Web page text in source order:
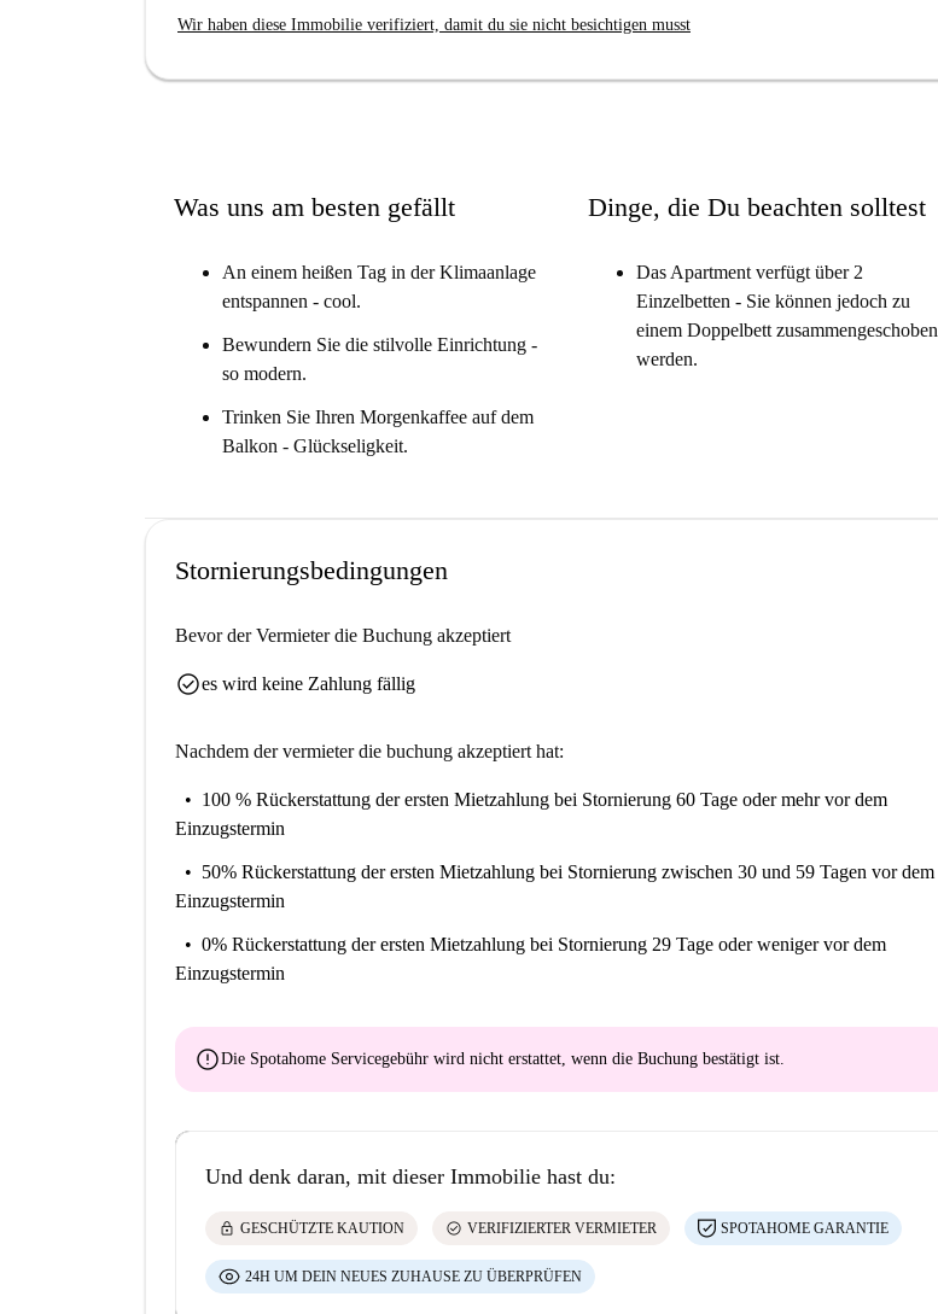
darunter die Plaça Sant Agustí Vell und die Font A Marieta De l'Ull Viu. Auch andere sehenswerte
Wir haben diese Immobilie verifiziert, damit du sie nicht besichtigen musst
Was uns am besten gefällt
An einem heißen Tag in der Klimaanlage
entspannen - cool.
Bewundern Sie die stilvolle Einrichtung -
so modern.
Trinken Sie Ihren Morgenkaffee auf dem
Balkon - Glückseligkeit.
Dinge, die Du beachten solltest
Das Apartment verfügt über 2
Einzelbetten - Sie können jedoch zu
einem Doppelbett zusammengeschoben
werden.
Stornierungsbedingungen
Bevor der Vermieter die Buchung akzeptiert
check_circlees wird keine Zahlung fällig
Nachdem der vermieter die buchung akzeptiert hat:
100 % Rückerstattung der ersten Mietzahlung bei Stornierung 60 Tage oder mehr vor dem
Einzugstermin
50% Rückerstattung der ersten Mietzahlung bei Stornierung zwischen 30 und 59 Tagen vor dem
Einzugstermin
0% Rückerstattung der ersten Mietzahlung bei Stornierung 29 Tage oder weniger vor dem
Einzugstermin
errorDie Spotahome Servicegebühr wird nicht erstattet, wenn die Buchung bestätigt ist.
Und denk daran, mit dieser Immobilie hast du:
lock GESCHÜTZTE KAUTION check_circle VERIFIZIERTER VERMIETER SPOTAHOME GARANTIE
24H UM DEIN NEUES ZUHAUSE ZU ÜBERPRÜFEN